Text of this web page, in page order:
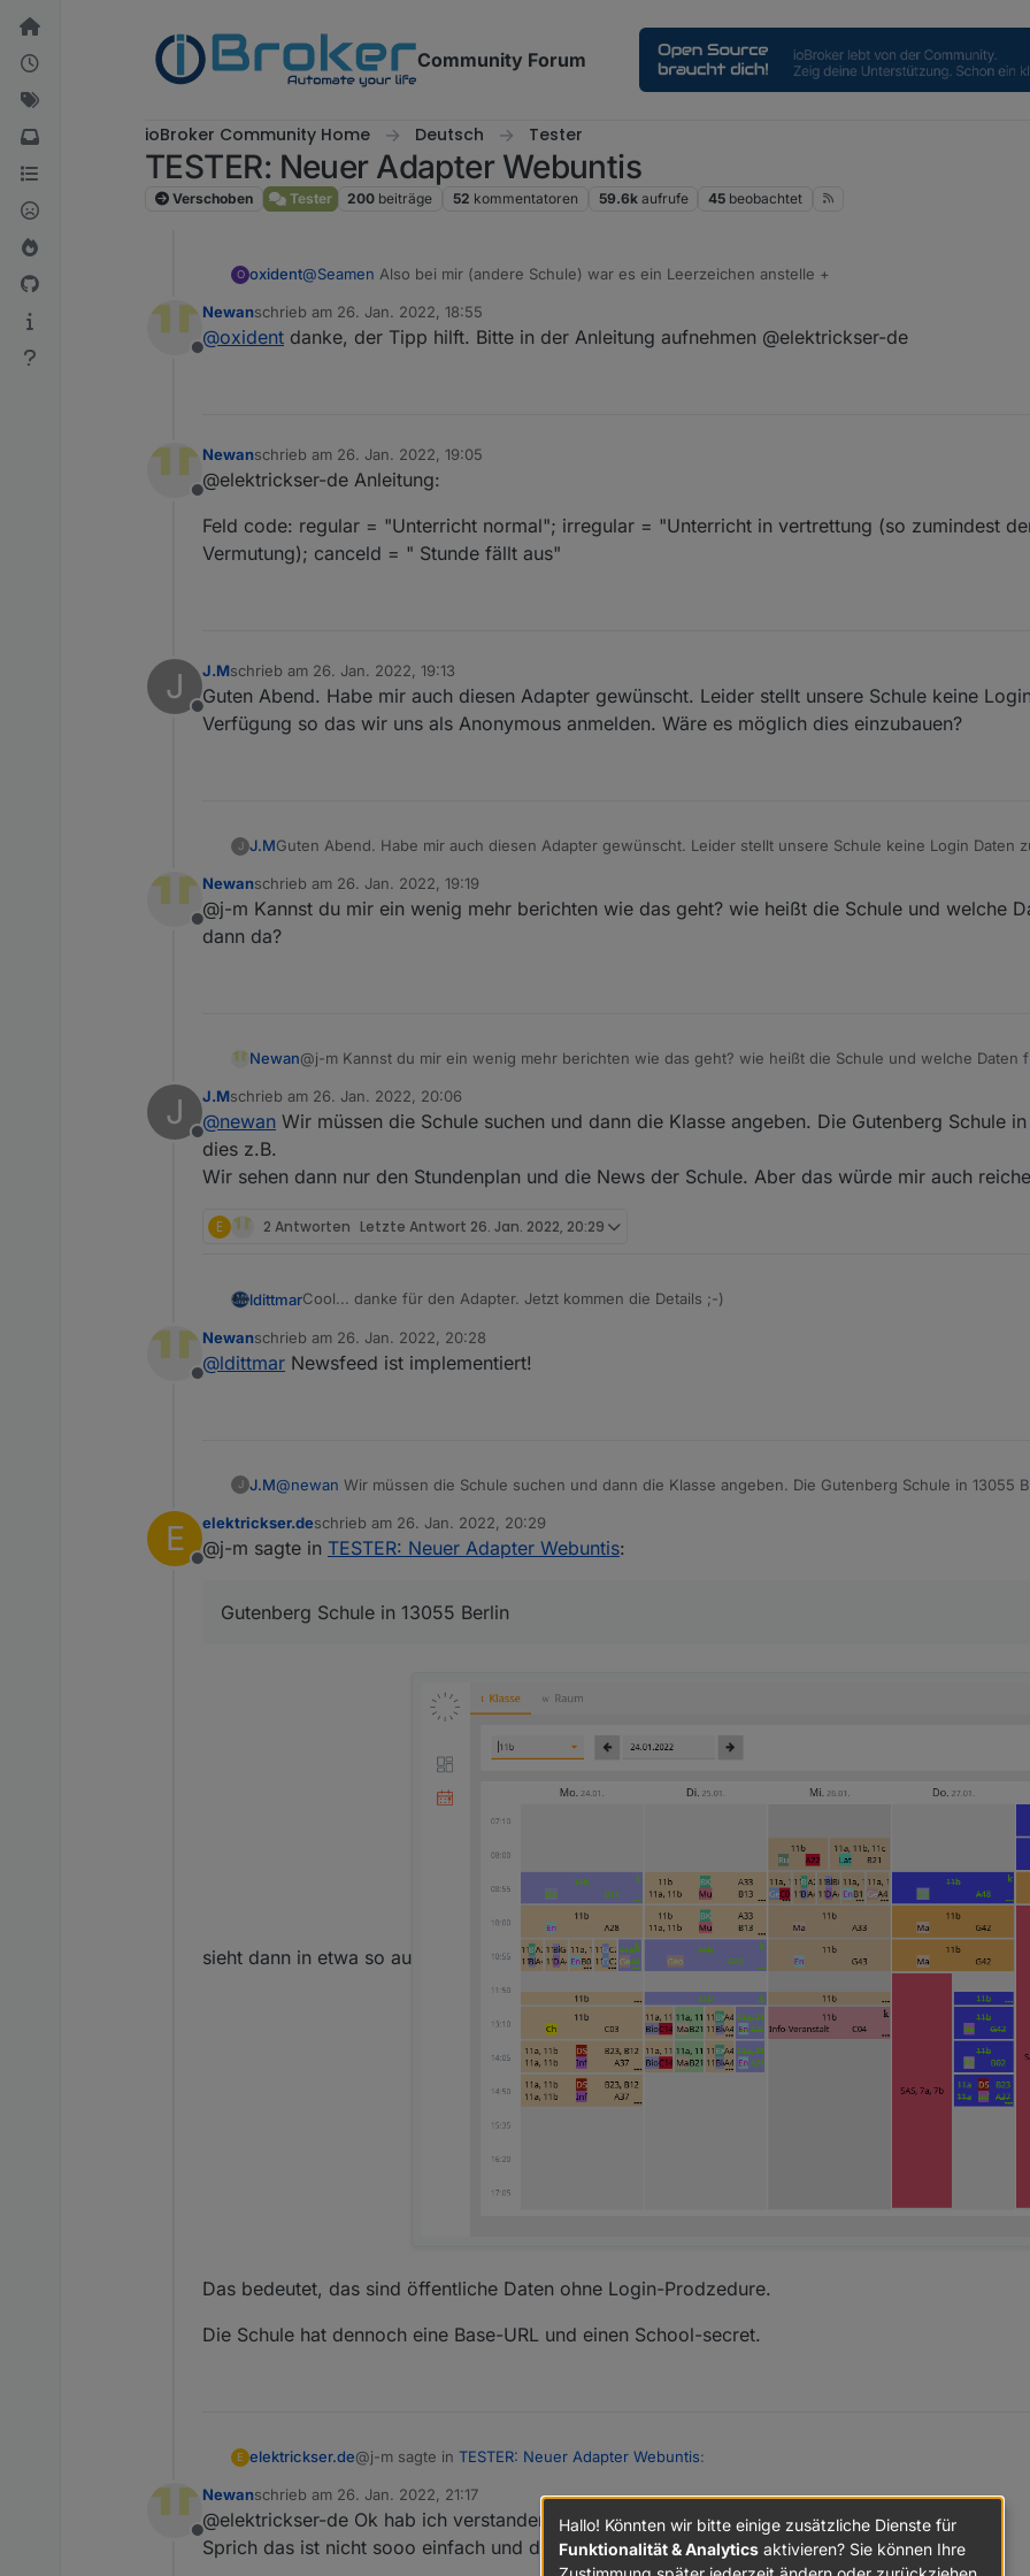
Weiter zum Inhalt
Community Forum
ioBroker Community Home Deutsch Tester
TESTER: Neuer Adapter Webuntis
Verschoben Tester 200 beiträge 52 kommentatoren 59.6k aufrufe 45 beobachtet
O oxident@Seamen Also bei mir (andere Schule) war es ein Leerzeichen anstelle +
Offline
Newanschrieb am 26. Jan. 2022, 18:55
zuletzt editiert von
@oxident danke, der Tipp hilft. Bitte in der Anleitung aufnehmen @elektrickser-de
Offline
Newanschrieb am 26. Jan. 2022, 19:05
zuletzt editiert von
@elektrickser-de Anleitung:
Feld code: regular = "Unterricht normal"; irregular = "Unterricht in vertrettung (so zumindest
Vermutung); canceld = " Stunde fällt aus"
J
Offline
J.Mschrieb am 26. Jan. 2022, 19:13
zuletzt editiert von
Guten Abend. Habe mir auch diesen Adapter gewünscht. Leider stellt unsere Schule keine
Verfügung so das wir uns als Anonymous anmelden. Wäre es möglich dies einzubauen?
J J.MGuten Abend. Habe mir auch diesen Adapter gewünscht. Leider stellt unsere Schule keine Login Daten
Offline
Newanschrieb am 26. Jan. 2022, 19:19
zuletzt editiert von
@j-m Kannst du mir ein wenig mehr berichten wie das geht? wie heißt die Schule und welche
dann da?
Newan@j-m Kannst du mir ein wenig mehr berichten wie das geht? wie heißt die Schule und welche Daten
J
Offline
J.Mschrieb am 26. Jan. 2022, 20:06
zuletzt editiert von
@newan Wir müssen die Schule suchen und dann die Klasse angeben. Die Gutenberg Schule
dies z.B.
Wir sehen dann nur den Stundenplan und die News der Schule. Aber das würde mir auch
E 2 Antworten Letzte Antwort 26. Jan. 2022, 20:29
ldittmarCool... danke für den Adapter. Jetzt kommen die Details ;-)
Wie wäre es wenn man aus end- und startTime Date-Objekte machen würden, dann könnte man viel
arbeiten.
Dann gibt es noch das Info-Center mit Abwesenheiten, Termine und Sprechstunden. :-)
Aber klar... immer eins nach dem Anderen :-D
Offline
Newanschrieb am 26. Jan. 2022, 20:28
zuletzt editiert von
@ldittmar Newsfeed ist implementiert!
J J.M@newan Wir müssen die Schule suchen und dann die Klasse angeben. Die Gutenberg Schule in 13055
E
Offline
elektrickser.deschrieb am 26. Jan. 2022, 20:29
zuletzt editiert von
@j-m sagte in TESTER: Neuer Adapter Webuntis:
Gutenberg Schule in 13055 Berlin
sieht dann in etwa so au
Das bedeutet, das sind öffentliche Daten ohne Login-Prodzedure.
Die Schule hat dennoch eine Base-URL und einen School-secret.
E elektrickser.de@j-m sagte in TESTER: Neuer Adapter Webuntis:
Gutenberg Schule in 13055 Berlin
Offline
Newanschrieb am 26. Jan. 2022, 21:17
zuletzt editiert von
@elektrickser-de Ok hab ich verstanden. Dafür muss ich aber die externe Lib erweitern.
Sprich das ist nicht sooo einfach und direkt einzubauen
Hallo! Könnten wir bitte einige zusätzliche Dienste für
Funktionalität & Analytics aktivieren? Sie können Ihre